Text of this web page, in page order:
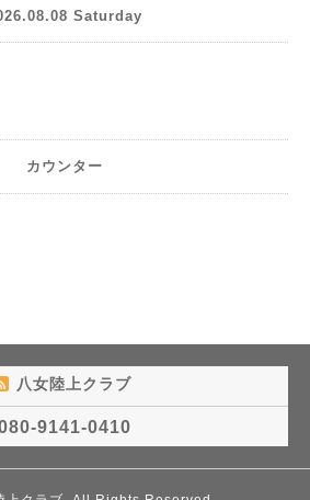
Saturday
カウンター
八女陸上クラブ
9141-0410